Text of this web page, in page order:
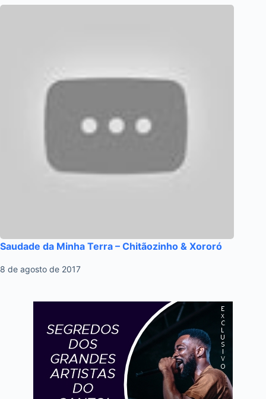
Saudade da Minha Terra – Chitãozinho & Xororó
8 de agosto de 2017